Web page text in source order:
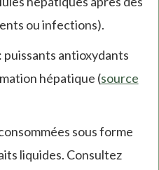
ou infections).
antioxydants
hépatique (source
sous forme
liquides. Consultez